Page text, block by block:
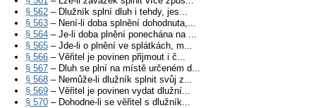
§ 562 – Dlužník splní dluh i tehdy, jes...
§ 563 – Není-li doba splnění dohodnuta,...
§ 564 – Je-li doba plnění ponechána na ...
§ 565 – Jde-li o plnění ve splátkách, m...
§ 566 – Věřitel je povinen přijmout i č...
§ 567 – Dluh se plní na místě určeném d...
§ 568 – Nemůže-li dlužník splnit svůj z...
§ 569 – Věřitel je povinen vydat dlužní...
§ 570 – Dohodne-li se věřitel s dlužník...